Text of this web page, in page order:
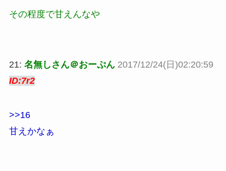
その程度で甘えんなや
21: 名無しさん＠おーぷん 2017/12/24(日)02:20:59
ID:7r2
>>16
甘えかなぁ